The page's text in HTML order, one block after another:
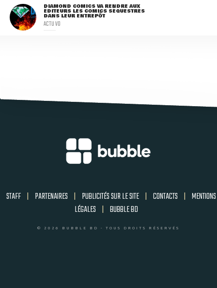
DIAMOND COMICS VA RENDRE AUX
ÉDITEURS LES COMICS SÉQUESTRÉS
DANS LEUR ENTREPÔT
ACTU VO
STAFF | PARTENAIRES | PUBLICITÉS SUR LE SITE | CONTACTS | MENTIONS
LÉGALES | BUBBLE BD
© 2026 BUBBLE BD - TOUS DROITS RÉSERVÉS